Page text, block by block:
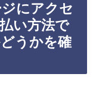
にアクセ
い方法で
うかを確